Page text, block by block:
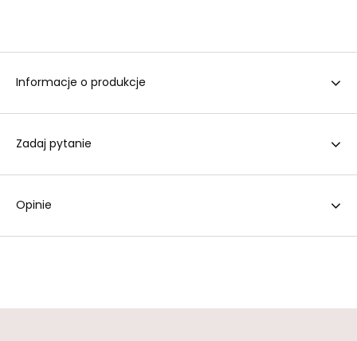
Informacje o produkcje
Zadaj pytanie
Opinie